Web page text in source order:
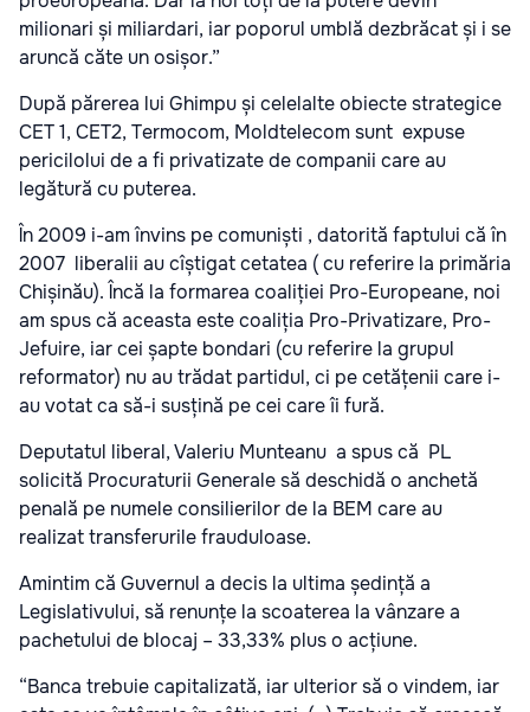
milionari și miliardari, iar poporul umblă dezbrăcat și i se
aruncă căte un osișor.”
După părerea lui Ghimpu și celelalte obiecte strategice
CET 1, CET2, Termocom, Moldtelecom sunt expuse
pericilolui de a fi privatizate de companii care au
legătură cu puterea.
În 2009 i-am învins pe comuniști , datorită faptului că în
2007 liberalii au cîștigat cetatea ( cu referire la primăria
Chișinău). Încă la formarea coaliției Pro-Europeane, noi
am spus că aceasta este coaliția Pro-Privatizare, Pro-
Jefuire, iar cei șapte bondari (cu referire la grupul
reformator) nu au trădat partidul, ci pe cetățenii care i-
au votat ca să-i susțină pe cei care îi fură.
Deputatul liberal, Valeriu Munteanu a spus că PL
solicită Procuraturii Generale să deschidă o anchetă
penală pe numele consilierilor de la BEM care au
realizat transferurile frauduloase.
Amintim că Guvernul a decis la ultima ședință a
Legislativului, să renunțe la scoaterea la vânzare a
pachetului de blocaj – 33,33% plus o acțiune.
“Banca trebuie capitalizată, iar ulterior să o vindem, iar